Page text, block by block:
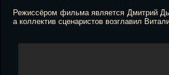
Режиссёром фильма является Дмитрий
а коллектив сценаристов возглавил